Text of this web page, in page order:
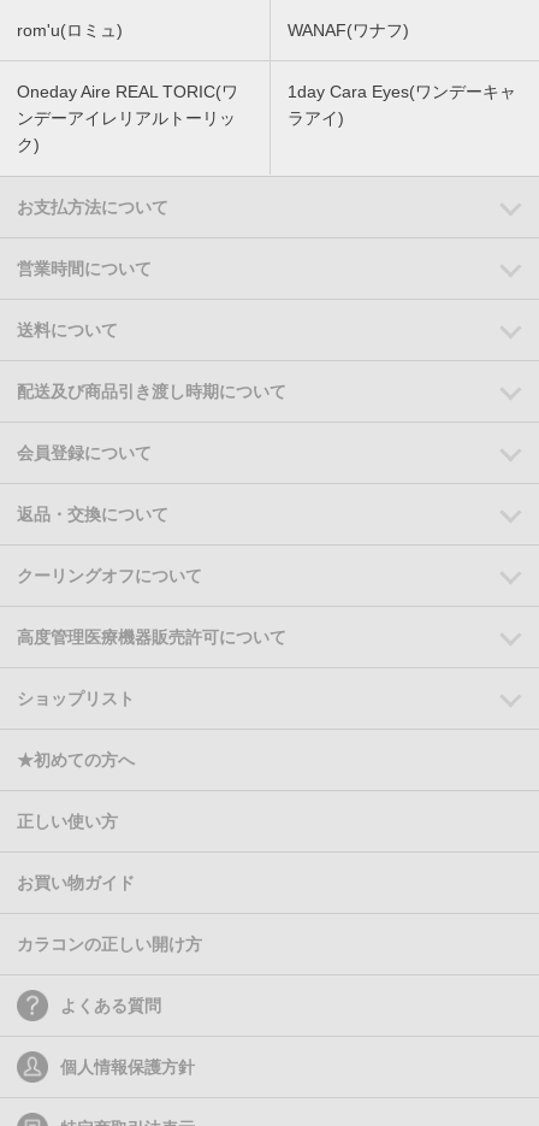
rom'u(ロミュ) WANAF(ワナフ)
Oneday Aire REAL TORIC(ワ
ンデーアイレリアルトーリッ
ク)
1day Cara Eyes(ワンデーキャ
ラアイ)
お支払方法について
営業時間について
送料について
配送及び商品引き渡し時期について
会員登録について
返品・交換について
クーリングオフについて
高度管理医療機器販売許可について
ショップリスト
★初めての方へ
正しい使い方
お買い物ガイド
カラコンの正しい開け方
よくある質問
個人情報保護方針